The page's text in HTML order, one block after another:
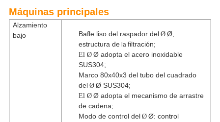
Máquinas principales
Alzamiento
bajo
Bafle liso del raspador del Ø Ø,
estructura de lafiltración;
El Ø Ø adopta el acero inoxidable
SUS304;
Marco 80x40x3 del tubo del cuadrado
del Ø Ø SUS304;
El Ø Ø adopta el mecanismo de arrastre
de cadena;
Modo de control del Ø Ø: control